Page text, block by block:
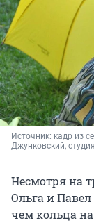
Источник: кадр из
Джунковский, студия
Несмотря на
Ольга и
чем кольца